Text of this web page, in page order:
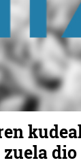
dio